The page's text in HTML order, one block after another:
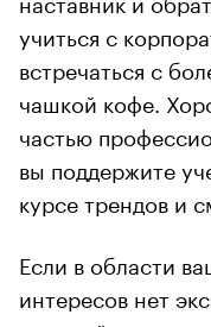
учиться с
встречаться с
чашкой кофе.
частью
вы поддержите
курсе трендов и
Если в области
интересов нет